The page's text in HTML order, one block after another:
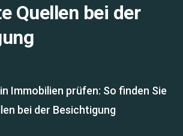
Quellen bei der
Immobilien prüfen: So finden Sie
bei der Besichtigung